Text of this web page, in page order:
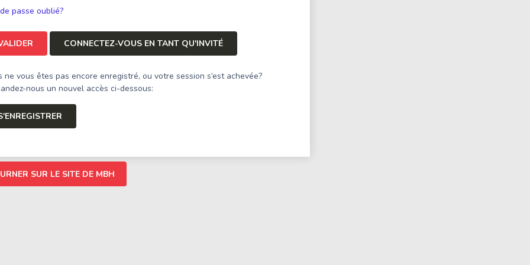
passe oublié?
CONNECTEZ-VOUS EN TANT QU'INVITÉ
ne vous êtes pas encore enregistré, ou votre session s’est achevée?
nous un nouvel accès ci-dessous:
SUR LE SITE DE MBH